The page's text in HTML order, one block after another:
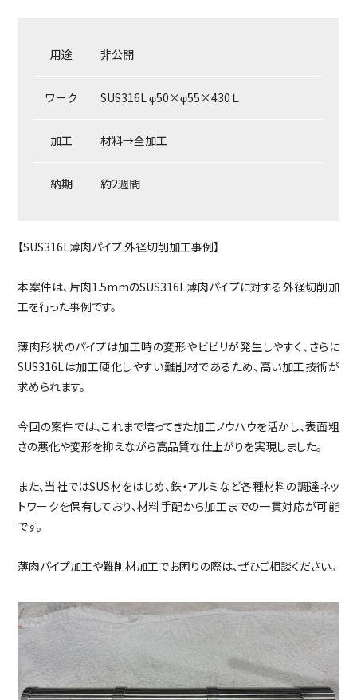
用途 非公開
ワーク SUS316L φ50×φ55×430Ｌ
加工 材料→全加工
納期 約2週間
【SUS316L薄肉パイプ 外径切削加工事例】
本案件は、片肉1.5mmのSUS316L薄肉パイプに対する外径切削加
工を行った事例です。
薄肉形状のパイプは加工時の変形やビビリが発生しやすく、さらに
SUS316Lは加工硬化しやすい難削材であるため、高い加工技術が
求められます。
今回の案件では、これまで培ってきた加工ノウハウを活かし、表面粗
さの悪化や変形を抑えながら高品質な仕上がりを実現しました。
また、当社ではSUS材をはじめ、鉄・アルミなど各種材料の調達ネッ
トワークを保有しており、材料手配から加工までの一貫対応が可能
です。
薄肉パイプ加工や難削材加工でお困りの際は、ぜひご相談ください。